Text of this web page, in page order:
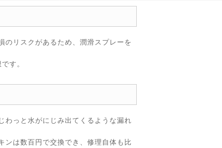
のリスクがあるため、潤滑スプレーを
す。
わっと水がにじみ出てくるような漏れ
ンは数百円で交換でき、修理自体も比